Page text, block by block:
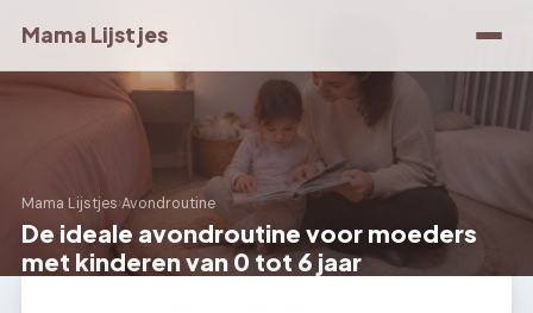
Mama Lijstjes
Mama Lijstjes›Avondroutine
De ideale avondroutine voor moeders
met kinderen van 0 tot 6 jaar